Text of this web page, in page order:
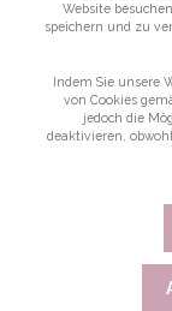
Website
speichern und zu
Indem Sie unsere
von Cookies
jedoch die
deaktivieren,